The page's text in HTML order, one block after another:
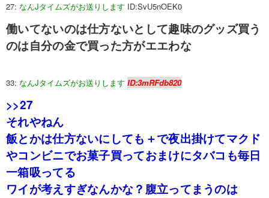
27: なんJタイムズがお送りします ID:SvU5nOEK0
働いてないのは仕方ないとして趣味のグッズ買う
のは自分の金で買った方がエエわな
33: なんJタイムズがお送りします ID:3mRFdb820
>>27
それやねん
飯とかは仕方ないにしても＋で夜出掛けてマクド
やコンビニでお菓子買っておまけにタバコも毎日
一箱吸ってる
ワイが考えすぎなんかな？腹立ってまうのは